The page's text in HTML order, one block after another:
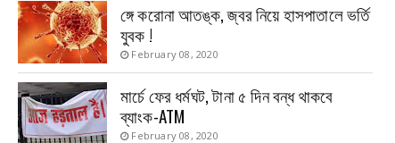
ঙ্গে করোনা আতঙ্ক, জ্বর নিয়ে হাসপাতালে ভর্তি
যুবক !
February 08, 2020
মার্চে ফের ধর্মঘট, টানা ৫ দিন বন্ধ থাকবে
ব্যাংক-ATM
February 08, 2020